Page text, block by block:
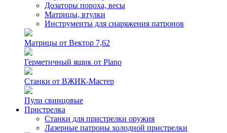
Дозаторы пороха, весы
Матрицы, втулки
Инструменты для снаряжения патронов
Матрицы от Вектор 7,62
Герметичный ящик от Plano
Станки от ВЖИК-Мастер
Пули свинцовые
Пристрелка
Станки для пристрелки оружия
Лазерные патроны холодной пристрелки